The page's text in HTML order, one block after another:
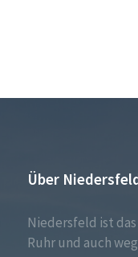
Über
Niedersfeld ist
Ruhr und auch